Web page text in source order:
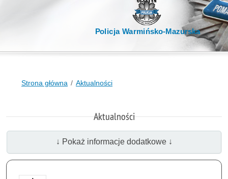
Policja Warmińsko-Mazurska
Strona główna Aktualności
Aktualności
↓ Pokaż informacje dodatkowe ↓